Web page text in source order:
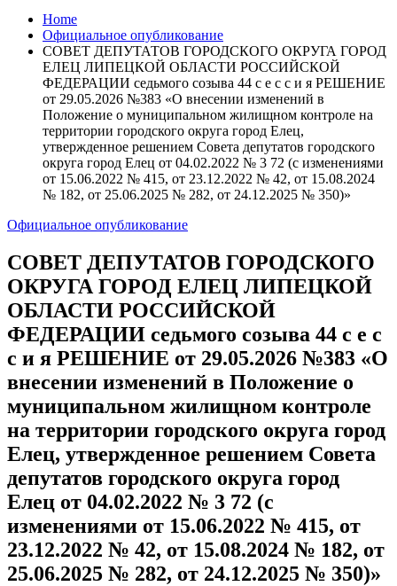
Home
Официальное опубликование
СОВЕТ ДЕПУТАТОВ ГОРОДСКОГО ОКРУГА ГОРОД
ЕЛЕЦ ЛИПЕЦКОЙ ОБЛАСТИ РОССИЙСКОЙ
ФЕДЕРАЦИИ седьмого созыва 44 с е с с и я РЕШЕНИЕ
от 29.05.2026 №383 «О внесении изменений в
Положение о муниципальном жилищном контроле на
территории городского округа город Елец,
утвержденное решением Совета депутатов городского
округа город Елец от 04.02.2022 № 3 72 (с изменениями
от 15.06.2022 № 415, от 23.12.2022 № 42, от 15.08.2024
№ 182, от 25.06.2025 № 282, от 24.12.2025 № 350)»
Официальное опубликование
СОВЕТ ДЕПУТАТОВ ГОРОДСКОГО
ОКРУГА ГОРОД ЕЛЕЦ ЛИПЕЦКОЙ
ОБЛАСТИ РОССИЙСКОЙ
ФЕДЕРАЦИИ седьмого созыва 44 с е с
с и я РЕШЕНИЕ от 29.05.2026 №383 «О
внесении изменений в Положение о
муниципальном жилищном контроле
на территории городского округа город
Елец, утвержденное решением Совета
депутатов городского округа город
Елец от 04.02.2022 № 3 72 (с
изменениями от 15.06.2022 № 415, от
23.12.2022 № 42, от 15.08.2024 № 182, от
25.06.2025 № 282, от 24.12.2025 № 350)»